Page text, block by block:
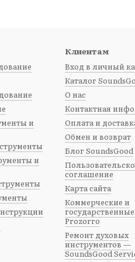
специалистов;
SoundsGood— где каждая
в официальном магазине
и
и
Клиентам
Вход в личный
Каталог
О нас
Контактная
Оплата и
Обмен и возврат
Блог SoundsGood
соглашение
Карта сайта
Коммерческие и
Prozorro
Ремонт духовых
инструментов —
SoundsGood